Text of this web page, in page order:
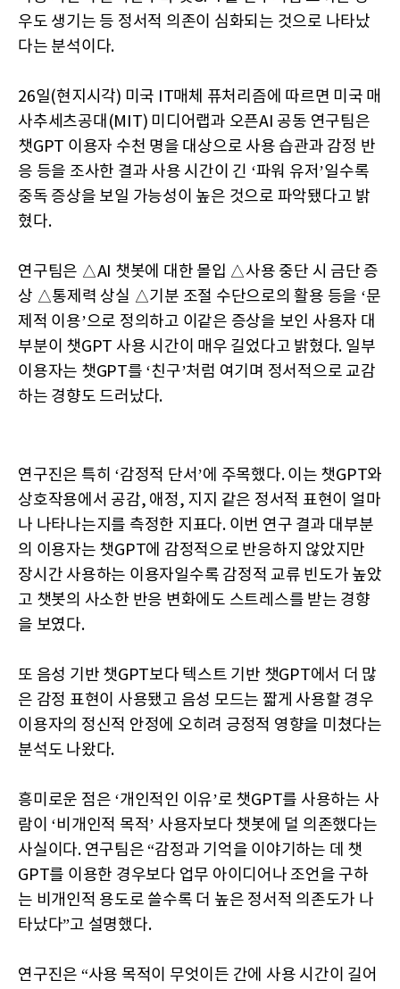
우도 생기는 등 정서적 의존이 심화되는 것으로 나타났
다는 분석이다.
26일(현지시각) 미국 IT매체 퓨처리즘에 따르면 미국 매
사추세츠공대(MIT) 미디어랩과 오픈AI 공동 연구팀은
챗GPT 이용자 수천 명을 대상으로 사용 습관과 감정 반
응 등을 조사한 결과 사용 시간이 긴 ‘파워 유저’일수록
중독 증상을 보일 가능성이 높은 것으로 파악됐다고 밝
혔다.
연구팀은 △AI 챗봇에 대한 몰입 △사용 중단 시 금단 증
상 △통제력 상실 △기분 조절 수단으로의 활용 등을 ‘문
제적 이용’으로 정의하고 이같은 증상을 보인 사용자 대
부분이 챗GPT 사용 시간이 매우 길었다고 밝혔다. 일부
이용자는 챗GPT를 ‘친구’처럼 여기며 정서적으로 교감
하는 경향도 드러났다.
연구진은 특히 ‘감정적 단서’에 주목했다. 이는 챗GPT와
상호작용에서 공감, 애정, 지지 같은 정서적 표현이 얼마
나 나타나는지를 측정한 지표다. 이번 연구 결과 대부분
의 이용자는 챗GPT에 감정적으로 반응하지 않았지만
장시간 사용하는 이용자일수록 감정적 교류 빈도가 높았
고 챗봇의 사소한 반응 변화에도 스트레스를 받는 경향
을 보였다.
또 음성 기반 챗GPT보다 텍스트 기반 챗GPT에서 더 많
은 감정 표현이 사용됐고 음성 모드는 짧게 사용할 경우
이용자의 정신적 안정에 오히려 긍정적 영향을 미쳤다는
분석도 나왔다.
흥미로운 점은 ‘개인적인 이유’로 챗GPT를 사용하는 사
람이 ‘비개인적 목적’ 사용자보다 챗봇에 덜 의존했다는
사실이다. 연구팀은 “감정과 기억을 이야기하는 데 챗
GPT를 이용한 경우보다 업무 아이디어나 조언을 구하
는 비개인적 용도로 쓸수록 더 높은 정서적 의존도가 나
타났다”고 설명했다.
연구진은 “사용 목적이 무엇이든 간에 사용 시간이 길어